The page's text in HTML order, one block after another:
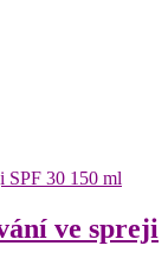
ve spreji